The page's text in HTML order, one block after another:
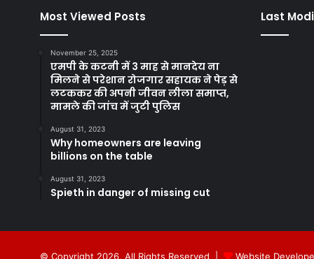
Most Viewed Posts
November 25, 2025
एमपी के कटनी में 3 माह से मानदेय ना
मिलने से परेशान रोजगार सहायक ने पेड़ से
लटककर की अपनी जीवन लीला समाप्त,
मामले की जांच में जुटी पुलिस
August 31, 2023
Why homeowners are leaving
billions on the table
August 31, 2023
Spieth in danger of missing cut
Last
© Copyright 2026, All Rights Reserved | Website